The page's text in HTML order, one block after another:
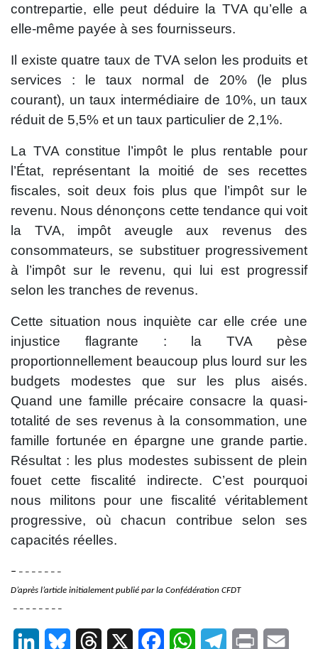
contrepartie, elle peut déduire la TVA qu’elle a
elle-même payée à ses fournisseurs.
Il existe quatre taux de TVA selon les produits et
services : le taux normal de 20% (le plus
courant), un taux intermédiaire de 10%, un taux
réduit de 5,5% et un taux particulier de 2,1%.
La TVA constitue l’impôt le plus rentable pour
l’État, représentant la moitié de ses recettes
fiscales, soit deux fois plus que l’impôt sur le
revenu. Nous dénonçons cette tendance qui voit
la TVA, impôt aveugle aux revenus des
consommateurs, se substituer progressivement
à l’impôt sur le revenu, qui lui est progressif
selon les tranches de revenus.
Cette situation nous inquiète car elle crée une
injustice flagrante : la TVA pèse
proportionnellement beaucoup plus lourd sur les
budgets modestes que sur les plus aisés.
Quand une famille précaire consacre la quasi-
totalité de ses revenus à la consommation, une
famille fortunée en épargne une grande partie.
Résultat : les plus modestes subissent de plein
fouet cette fiscalité indirecte. C’est pourquoi
nous militons pour une fiscalité véritablement
progressive, où chacun contribue selon ses
capacités réelles.
– – – – – – – –
D’après l’article initialement publié par la Confédération CFDT
– – – – – – – –
LinkedInBluesky Threads FacebookWhatsAppTelegram
Print